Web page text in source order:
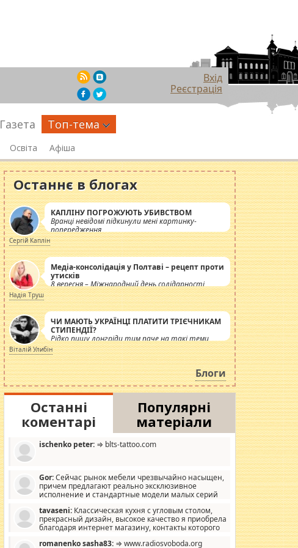
Вхід
Реєстрація
Газета Топ-тема
Освіта Афіша
Останнє в блогах
КАПЛІНУ ПОГРОЖУЮТЬ УБИВСТВОМ
Вранці невідомі підкинули мені картинку-
попередження
Сергій Каплін
Медіа-консолідація у Полтаві – рецепт проти
утисків
8 вересня – Міжнародний день солідарності
журналістів.
Надія Труш
ЧИ МАЮТЬ УКРАЇНЦІ ПЛАТИТИ ТРІЄЧНИКАМ
СТИПЕНДІЇ?
Рідко пишу лонгріди тим паче на такі теми,
але вже просто дістало! Обурюють сьогоднішні
інсенуації навколо стипендіального питання.
Штучно роздувається ще одна соціальна
катастрофа.
Віталій Улибін
Блоги
Останні
коментарі
Популярні
матеріали
ischenko peter: ⇒ blts-tattoo.com
Gor:Сейчас рынок мебели чрезвычайно насыщен,
причем предлагают реально эксклюзивное
исполнение и стандартные модели малых серий
дизайну, мало походит на стандартные формы, в MebelOk,
креативненько и что главное - со вкусом все в порядке,
без ненужных наворотов удорожающих мебель, а это не
tavaseni: Классическая кухня с угловым столом,
прекрасный дизайн, высокое качество я приобрела
благодаря интернет магазину, контакты которого
romanenko sasha83: ⇒ www.radiosvoboda.org